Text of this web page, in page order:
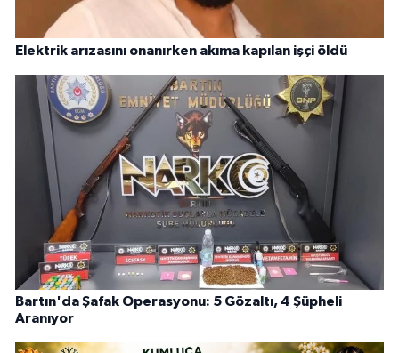
Elektrik arızasını onanırken akıma kapılan işçi öldü
Bartın'da Şafak Operasyonu: 5 Gözaltı, 4 Şüpheli
Aranıyor